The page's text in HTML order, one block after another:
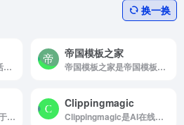
换一换
爱设计在线设计神器是活动海报,公众号配图,朋友圈封面,电商等百万可商用模版一键出图。
帝国模板之家
帝国模板之家是帝国模板之家帝国模板网专注帝国模板帝国CMS模板仿制和帝国CMS响应式...
conKitchen是一款专注于多平台图标快速生成的在线工具，能够一次性为 Android、iOS、Web 等三大终端输出符合尺寸规范的图标文件。
Clippingmagic
Clippingmagic是AI在线抠图的快速图像背景移除工具